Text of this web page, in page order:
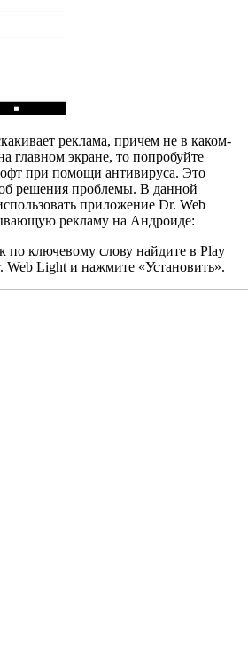
реклама, причем не в каком-
главном экране, то попробуйте
при помощи антивируса. Это
решения проблемы. В данной
приложение Dr. Web
рекламу на Андроиде:
по ключевому слову найдите в Play
Light и нажмите «Установить».